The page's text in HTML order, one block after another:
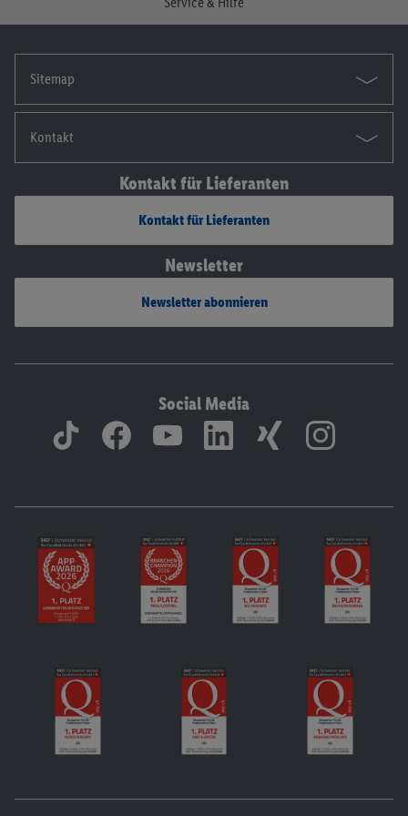
Sitemap
Kontakt
Kontakt für Lieferanten
Kontakt für Lieferanten
Newsletter
Newsletter abonnieren
Social Media